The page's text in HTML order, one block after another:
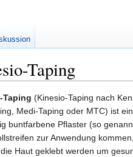
Taping
Taping (Kinesio-Taping nach
Medi-Taping oder MTC) ist
buntfarbene Pflaster (so
zur Anwendung
Haut geklebt werden um